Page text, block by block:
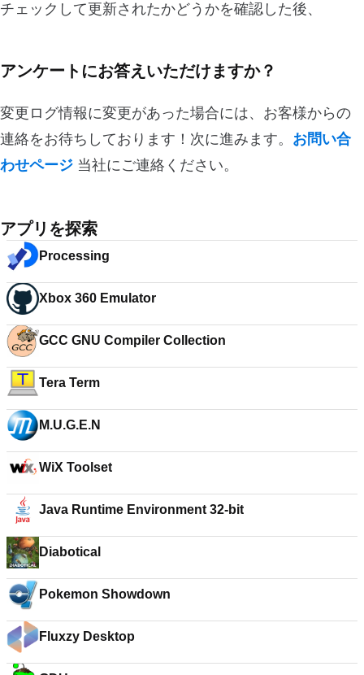
チェックして更新されたかどうかを確認した後、
アンケートにお答えいただけますか？
変更ログ情報に変更があった場合には、お客様からの
連絡をお待ちしております！次に進みます。 お問い合
わせページ 当社にご連絡ください。
アプリを探索
Processing
Xbox 360 Emulator
GCC GNU Compiler Collection
Tera Term
M.U.G.E.N
WiX Toolset
Java Runtime Environment 32-bit
Diabotical
Pokemon Showdown
Fluxzy Desktop